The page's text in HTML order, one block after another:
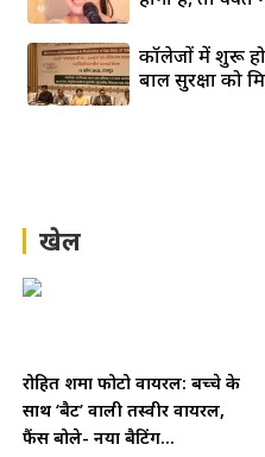
कॉलेजों में शुरू
बाल सुरक्षा को
खेल
रोहित शर्मा फोटो वायरल: बच्चे के
साथ ‘बैट’ वाली तस्वीर वायरल,
फैंस बोले- नया बैटिंग...